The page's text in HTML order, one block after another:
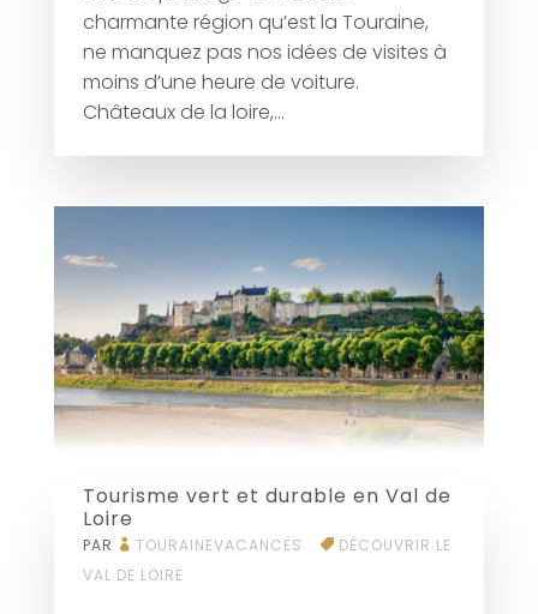
charmante région qu’est la Touraine,
ne manquez pas nos idées de visites à
moins d’une heure de voiture.
Châteaux de la loire,...
Tourisme vert et durable en Val de
Loire
PAR TOURAINEVACANCES
DÉCOUVRIR LE
VAL DE LOIRE